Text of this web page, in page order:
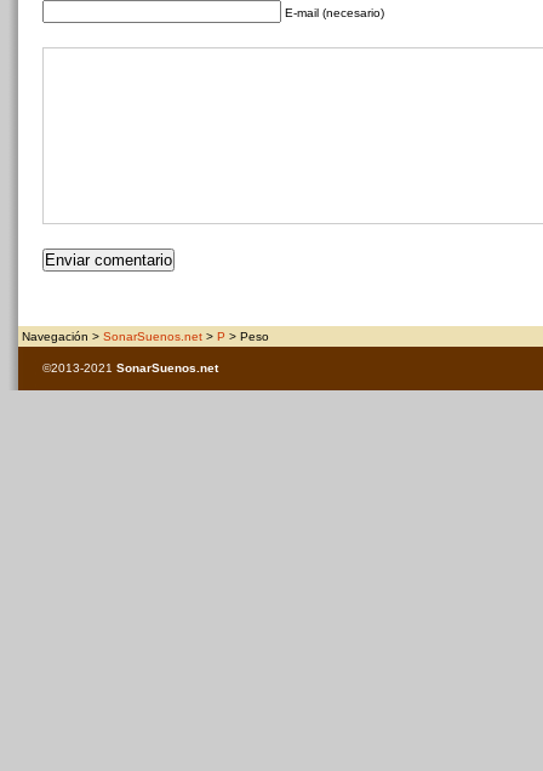
E-mail (necesario)
Navegación > SonarSuenos.net > P > Peso
©2013-2021 SonarSuenos .net